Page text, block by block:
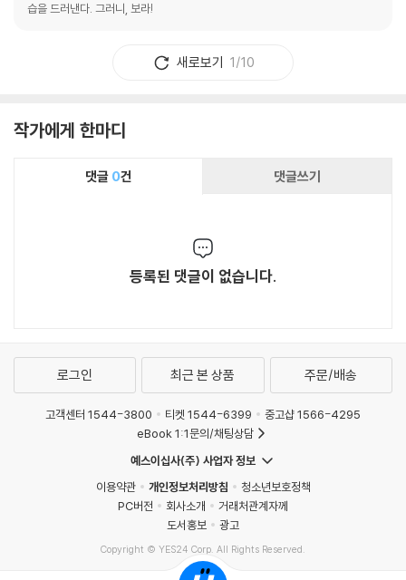
습을 드러낸다. 그러니, 보라!
새로보기 1/10
작가에게 한마디
댓글 0건 댓글쓰기
등록된 댓글이 없습니다.
로그인 최근 본 상품 주문/배송
고객센터 1544-3800 티켓 1544-6399
중고샵 1566-4295
eBook 1:1문의/채팅상담
예스이십사(주) 사업자 정보
이용약관
개인정보처리방침
청소년보호정책
PC버전
회사소개
거래처관계자께
도서홍보
광고
Copyright © YES24 Corp. All Rights Reserved.